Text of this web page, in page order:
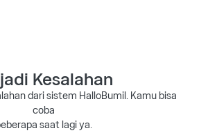
Kesalahan
dari sistem HalloBumil. Kamu bisa
coba
saat lagi ya.